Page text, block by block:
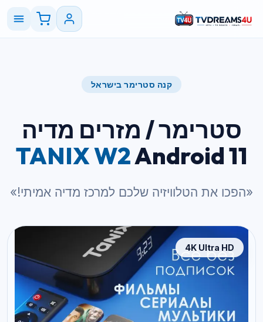
קנה סטרימר בישראל
סטרימר / מזרים מדיה
TANIX W2Android 11
«הפכו את הטלוויזיה שלכם למרכז מדיה אמיתי!»
4K Ultra HD